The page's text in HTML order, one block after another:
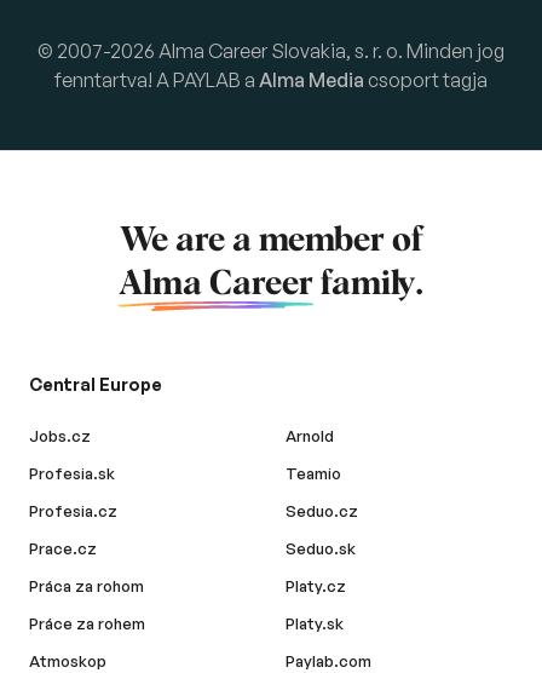
© 2007-2026 Alma Career Slovakia, s. r. o. Minden jog
fenntartva! A PAYLAB a Alma Media csoport tagja
We are a member of
Alma Career family.
Central Europe
Jobs.cz
Profesia.sk
Profesia.cz
Prace.cz
Práca za rohom
Práce za rohem
Atmoskop
Arnold
Teamio
Seduo.cz
Seduo.sk
Platy.cz
Platy.sk
Paylab.com